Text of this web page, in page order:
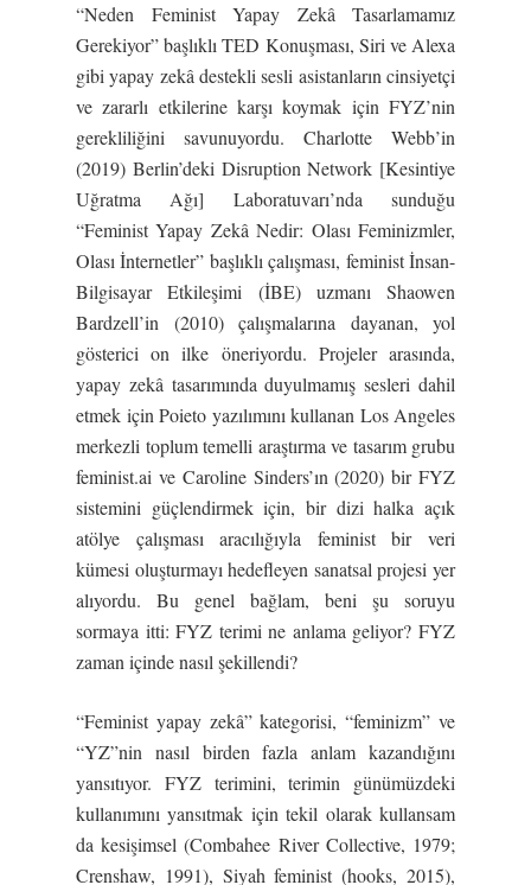
“Neden Feminist Yapay Zekâ Tasarlamamız
Gerekiyor” başlıklı TED Konuşması, Siri ve Alexa
gibi yapay zekâ destekli sesli asistanların cinsiyetçi
ve zararlı etkilerine karşı koymak için FYZ’nin
gerekliliğini savunuyordu. Charlotte Webb’in
(2019) Berlin’deki Disruption Network [Kesintiye
Uğratma Ağı] Laboratuvarı’nda sunduğu
“Feminist Yapay Zekâ Nedir: Olası Feminizmler,
Olası İnternetler” başlıklı çalışması, feminist İnsan-
Bilgisayar Etkileşimi (İBE) uzmanı Shaowen
Bardzell’in (2010) çalışmalarına dayanan, yol
gösterici on ilke öneriyordu. Projeler arasında,
yapay zekâ tasarımında duyulmamış sesleri dahil
etmek için Poieto yazılımını kullanan Los Angeles
merkezli toplum temelli araştırma ve tasarım grubu
feminist.ai ve Caroline Sinders’ın (2020) bir FYZ
sistemini güçlendirmek için, bir dizi halka açık
atölye çalışması aracılığıyla feminist bir veri
kümesi oluşturmayı hedefleyen sanatsal projesi yer
alıyordu. Bu genel bağlam, beni şu soruyu
sormaya itti: FYZ terimi ne anlama geliyor? FYZ
zaman içinde nasıl şekillendi?
“Feminist yapay zekâ” kategorisi, “feminizm” ve
“YZ”nin nasıl birden fazla anlam kazandığını
yansıtıyor. FYZ terimini, terimin günümüzdeki
kullanımını yansıtmak için tekil olarak kullansam
da kesişimsel (Combahee River Collective, 1979;
Crenshaw, 1991), Siyah feminist (hooks, 2015),